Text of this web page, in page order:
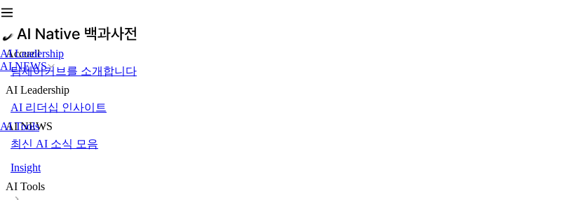
AI Leadership
AI NEWS
AI Tools
Accueil
팀제이커브를 소개합니다
AI Leadership
AI 리더십 인사이트
AI NEWS
최신 AI 소식 모음
Insight
AI Tools